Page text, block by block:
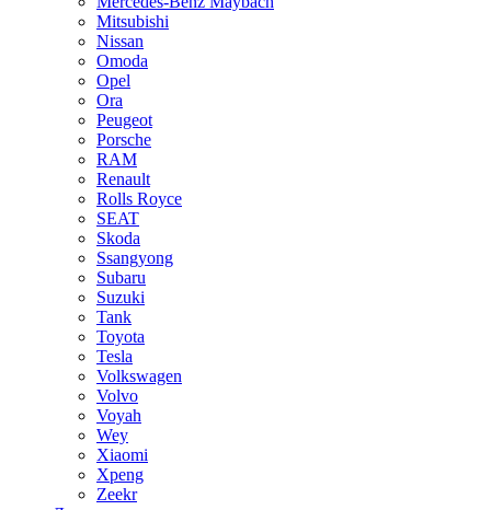
Mitsubishi
Nissan
Omoda
Opel
Ora
Peugeot
Porsche
RAM
Renault
Rolls Royce
SEAT
Skoda
Ssangyong
Subaru
Suzuki
Tank
Toyota
Tesla
Volkswagen
Volvo
Voyah
Wey
Xiaomi
Xpeng
Zeekr